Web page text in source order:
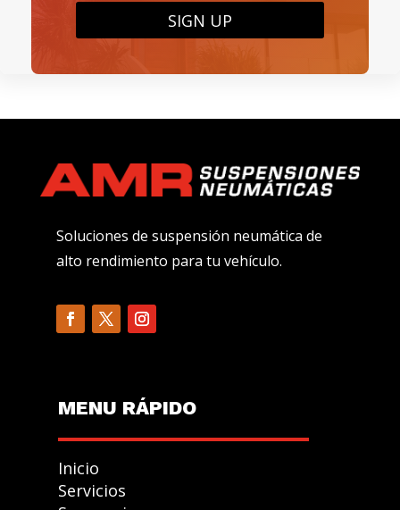
SIGN UP
Soluciones de suspensión neumática de
alto rendimiento para tu vehículo.
MENU RÁPIDO
Inicio
Servicios